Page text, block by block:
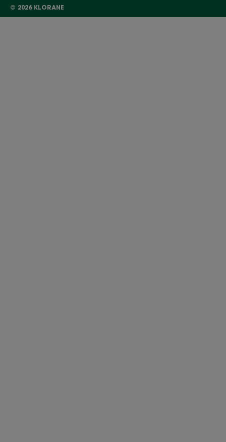
© 2026 KLORANE